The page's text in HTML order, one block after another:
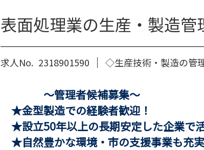
表面処理業の生産・製造管
求人No. 2318901590 ◇生産技術・製造の管
～管理者候補募集～
★金型製造での経験者歓迎！
★設立50年以上の長期安定した企業で
★自然豊かな環境・市の支援事業も充実